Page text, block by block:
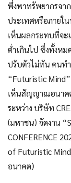
พึ่งพาทรัพยากรจา
ประเทศหรือภายใ
เห็นผลกระทบที่จะ
ต่ำเกินไป ซึ่งทั้งห
ปรับตัวไม่ทัน คนท
“Futuristic
เห็นสัญญาณอนาค
ระหว่าง บริษัท
(มหาชน) จัดงาน
CONFERENCE
of Futuristic
อนาคต)